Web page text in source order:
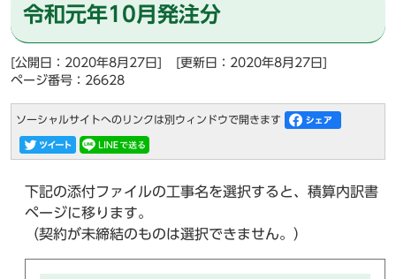
令和元年10月発注分
[公開日：2020年8月27日]
[更新日：2020年8月27日]
ページ番号：26628
ソーシャルサイトへのリンクは別ウィンドウで開きます
下記の添付ファイルの工事名を選択すると、積算内訳書
ページに移ります。
（契約が未締結のものは選択できません。）